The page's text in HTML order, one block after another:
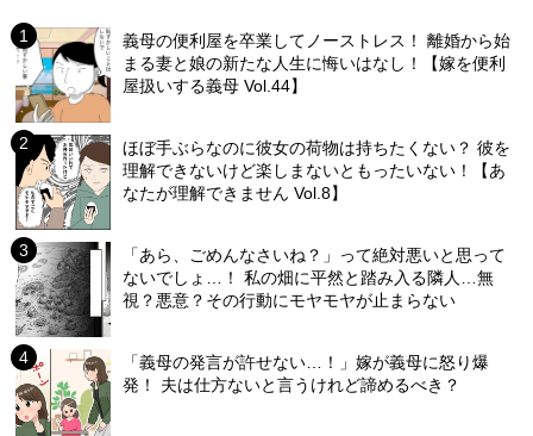
義母の便利屋を卒業してノーストレス！ 離婚から始
まる妻と娘の新たな人生に悔いはなし！【嫁を便利
屋扱いする義母 Vol.44】
ほぼ手ぶらなのに彼女の荷物は持ちたくない？ 彼を
理解できないけど楽しまないともったいない！【あ
なたが理解できません Vol.8】
「あら、ごめんなさいね？」って絶対悪いと思って
ないでしょ…！ 私の畑に平然と踏み入る隣人…無
視？悪意？その行動にモヤモヤが止まらない
「義母の発言が許せない…！」嫁が義母に怒り爆
発！ 夫は仕方ないと言うけれど諦めるべき？